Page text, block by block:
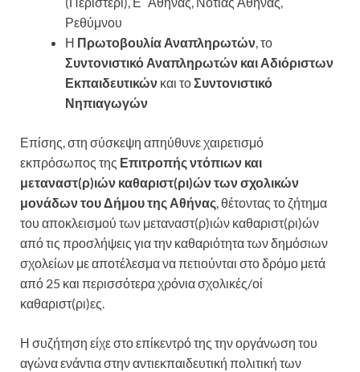
Ρεθύμνου
Η Πρωτοβουλία Αναπληρωτών, το
Συντονιστικό Αναπληρωτών και Αδιόριστων
Εκπαιδευτικών και τοΣυντονιστικό
Νηπιαγωγών
Επίσης, στη σύσκεψη απηύθυνε χαιρετισμό
εκπρόσωπος της Επιτροπής ντόπιων και
μεταναστ(ρ)ιών καθαριστ(ρι)ών των σχολικών
μονάδων του Δήμου της Αθήνας, θέτοντας το ζήτημα
του αποκλεισμού των μεταναστ(ρ)ιών καθαριστ(ρι)ών
από τις προσλήψεις για την καθαριότητα των δημόσιων
σχολείων με αποτέλεσμα να πετιούνται στο δρόμο μετά
από 25 και περισσότερα χρόνια σχολικές/οί
καθαριστ(ρι)ες.
Η συζήτηση είχε στο επίκεντρό της την οργάνωση του
αγώνα ενάντια στην αντιεκπαιδευτική πολιτική των